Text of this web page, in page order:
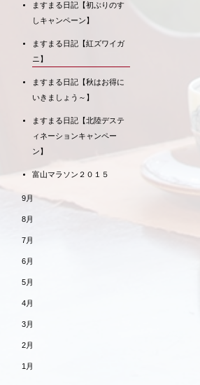
ますまる日記【初ぶりのす
しキャンペーン】
ますまる日記【紅ズワイガ
ニ】
ますまる日記【秋はお得に
いきましょう～】
ますまる日記【北陸デステ
ィネーションキャンペー
ン】
富山マラソン２０１５
9月
8月
7月
6月
5月
4月
3月
2月
1月